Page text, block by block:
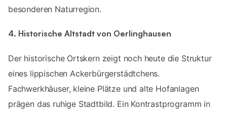
besonderen Naturregion.
4. Historische Altstadt von Oerlinghausen
Der historische Ortskern zeigt noch heute die Struktur
eines lippischen Ackerbürgerstädtchens.
Fachwerkhäuser, kleine Plätze und alte Hofanlagen
prägen das ruhige Stadtbild. Ein Kontrastprogramm in